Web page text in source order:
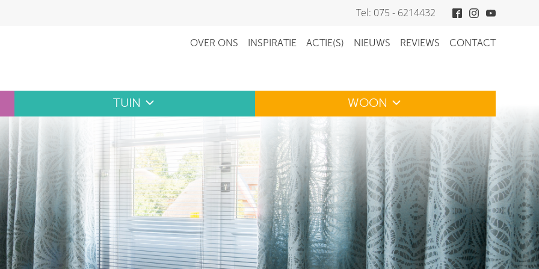
Tel: 075 - 6214432
OVER ONS INSPIRATIE ACTIE(S) NIEUWS REVIEWS CONTACT
TUIN WOON